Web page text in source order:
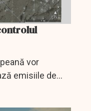
vor
emisiile de
fosili.